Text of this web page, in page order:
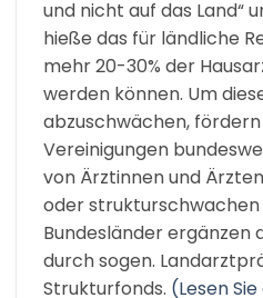
und nicht auf das Land“
hieße das für ländliche
mehr 20-30% der
werden können. Um
abzuschwächen,
Vereinigungen
von Ärztinnen und
oder
Bundesländer ergänzen
durch sogen.
Strukturfonds. (Lesen